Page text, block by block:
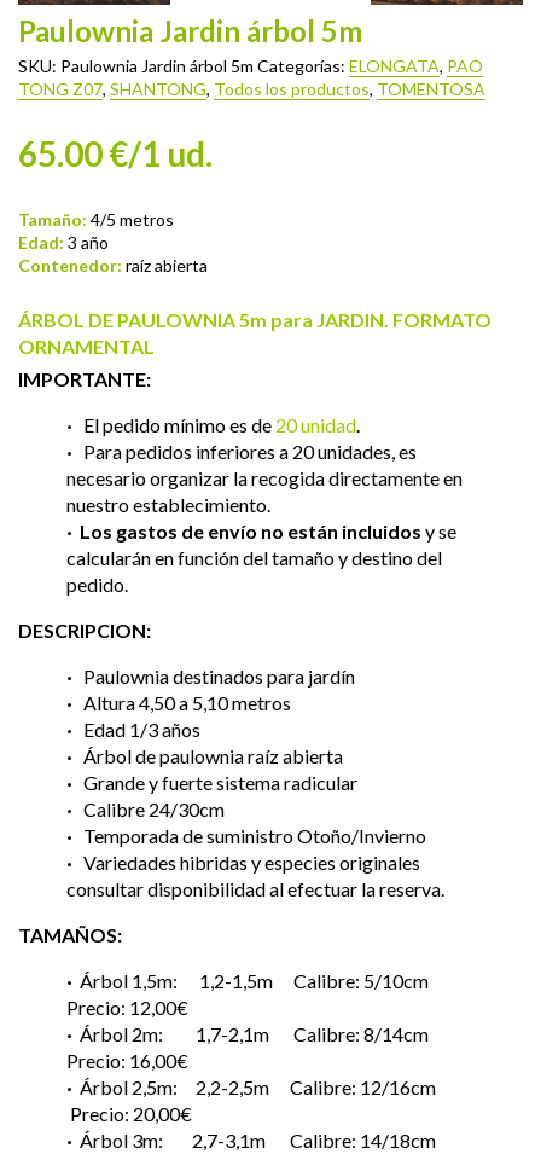
Paulownia Jardin árbol 5m
SKU: Paulownia Jardin árbol 5m Categorías: ELONGATA, PAO
TONG Z07, SHANTONG, Todos los productos, TOMENTOSA
65.00 €/1 ud.
Tamaño: 4/5 metros
Edad: 3 año
Contenedor: raíz abierta
ÁRBOL DE PAULOWNIA 5m para JARDIN. FORMATO
ORNAMENTAL
IMPORTANTE:
· El pedido mínimo es de 20 unidad.
· Para pedidos inferiores a 20 unidades, es
necesario organizar la recogida directamente en
nuestro establecimiento.
· Los gastos de envío no están incluidos y se
calcularán en función del tamaño y destino del
pedido.
DESCRIPCION:
· Paulownia destinados para jardín
· Altura 4,50 a 5,10 metros
· Edad 1/3 años
· Árbol de paulownia raíz abierta
· Grande y fuerte sistema radicular
· Calibre 24/30cm
· Temporada de suministro Otoño/Invierno
· Variedades hibridas y especies originales
consultar disponibilidad al efectuar la reserva.
TAMAÑOS:
· Árbol 1,5m: 1,2-1,5m Calibre: 5/10cm
Precio: 12,00€
· Árbol 2m: 1,7-2,1m Calibre: 8/14cm
Precio: 16,00€
· Árbol 2,5m: 2,2-2,5m Calibre: 12/16cm
Precio: 20,00€
· Árbol 3m: 2,7-3,1m Calibre: 14/18cm